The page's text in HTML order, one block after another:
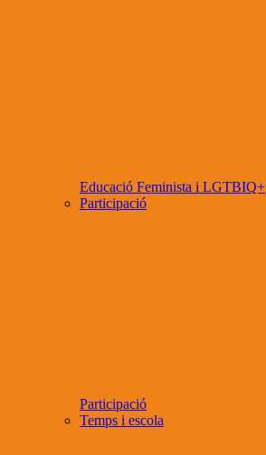
Educació Feminista i LGTBIQ+
Participació
Participació
Temps i escola